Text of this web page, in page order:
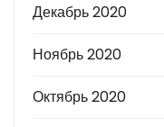
Декабрь 2020
Ноябрь 2020
Октябрь 2020